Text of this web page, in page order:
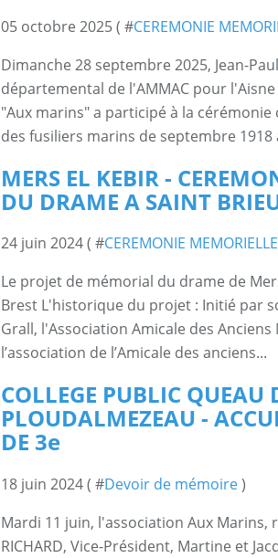
05 octobre 2025 ( #CEREMONIE
Dimanche 28 septembre 2025, Jean-
départemental de l'AMMAC pour
"Aux marins" a participé à la
des fusiliers marins de septembre 1918
MERS EL KEBIR -
DU DRAME A SAINT
24 juin 2024 ( #CEREMONIE MEMORIELLE
Le projet de mémorial du drame de
Brest L'historique du projet : Initié par
Grall, l'Association Amicale des
l’association de l’Amicale des anciens...
COLLEGE PUBLIC QUEAU
PLOUDALMEZEAU -
DE 3e
18 juin 2024 ( #Devoir de mémoire)
Mardi 11 juin, l'association Aux Marins,
RICHARD, Vice-Président, Martine et